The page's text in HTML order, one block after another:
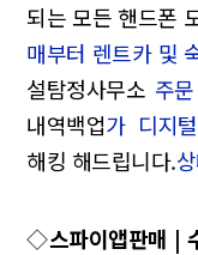
되는 모든 핸드폰
매부터 렌트카 및
설탐정사무소 주
내역백업가 디지
해킹 해드립니다.
◇스파이앱판매 |